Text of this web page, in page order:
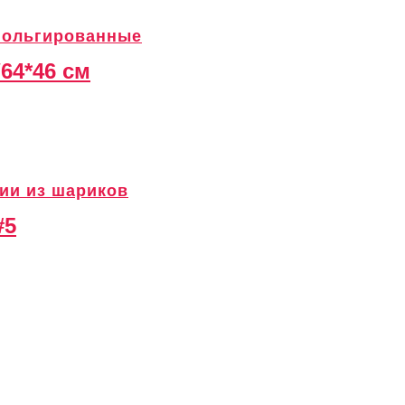
см
из шариков